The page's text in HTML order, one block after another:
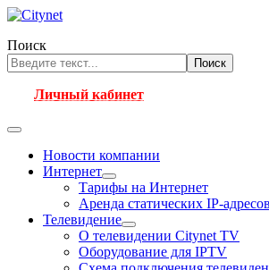
Поиск
Поиск
Личный кабинет
Новости компании
Интернет
Тарифы на Интернет
Аренда статических IP-адресов
Телевидение
О телевидении Citynet TV
Оборудование для IPTV